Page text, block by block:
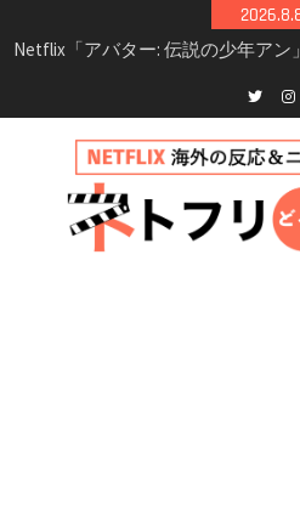
to
シーズン3最新情報
Netflix映画「ボイスメールで恋を
イッチ主演ロマコメ
新決定！2027年撮影開始
兄弟大騒動のコメディ映画「リト
ー」がNetflixで配信！─キャスト
見どころまとめ